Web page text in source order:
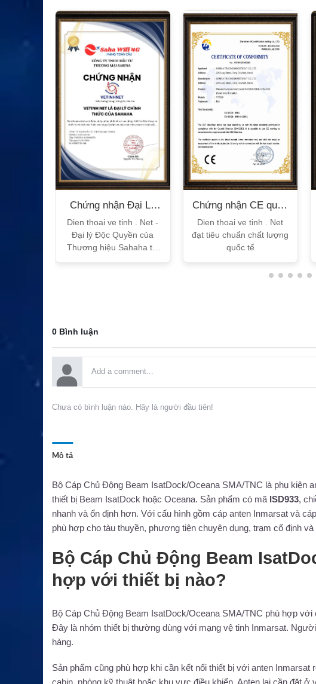
Chứng nhận Đại Lý
Sahaha
Dien thoai ve tinh . Net -
Đại lý Độc Quyền của
Thương hiệu Sahaha tại
Chứng nhận CE quốc
tế
Dien thoai ve tinh . Net
đạt tiêu chuẩn chất lượng
quốc tế
0 Bình luận
Chưa có bình luận nào. Hãy là người đầu tiên!
Mô tả
Bộ Cáp Chủ Động Beam IsatDock/Oceana SMA/TNC là phụ kiện
thiết bị Beam IsatDock hoặc Oceana. Sản phẩm có mã ISD933,
nhanh và ổn định hơn. Với cấu hình gồm cáp anten Inmarsat và
phù hợp cho tàu thuyền, phương tiện chuyên dụng, trạm cố định
Bộ Cáp Chủ Động Beam
hợp với thiết bị nào?
Bộ Cáp Chủ Động Beam IsatDock/Oceana SMA/TNC phù hợp
Đây là nhóm thiết bị thường dùng với mạng vệ tinh Inmarsat.
hàng.
Sản phẩm cũng phù hợp khi cần kết nối thiết bị với anten
XEM CHI TIẾT XEM